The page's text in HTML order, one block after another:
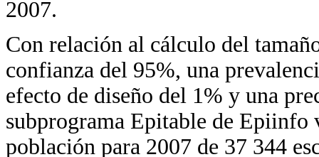
2007.
Con relación al cálculo del
confianza del 95%, una
efecto de diseño del 1% y una
subprograma Epitable de Epiinfo
población para 2007 de 37 344